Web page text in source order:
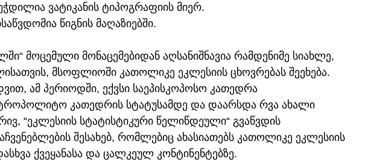
ვატიკანის ტიპოგრაფიის მიერ.
წიგნის მაღაზიებში.
მოცემული მონაცემებიდან აღსანიშნავია რამდენიმე სიახლე,
მსოფლიოში კათოლიკე ეკლესიის ცხოვრებას შეეხება.
ამ პერიოდში, ექვსი საეპისკოპოსო კათედრა
კათედრის სტატუსამდე და დაარსდა რვა ახალი
“ეკლესიის სტატისტიკური წელიწდეული“ გვაწვდის
შესახებ, რომლებიც ახასიათებს კათოლიკე ეკლესიის
ქვეყანასა და ცალკეულ კონტინენტებზე.